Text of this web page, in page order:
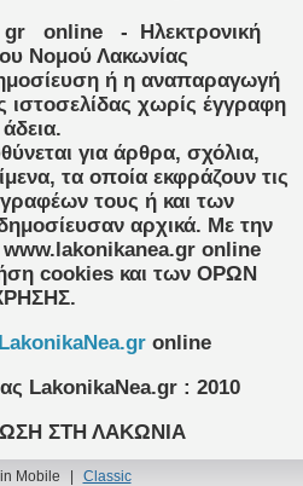
gr
online
- Ηλεκτρονική
Νομού Λακωνίας
ή η αναπαραγωγή
ιστοσελίδας χωρίς έγγραφη
άδεια.
για άρθρα, σχόλια,
τα οποία εκφράζουν τις
τους ή και των
αρχικά. Με την
online
cookies και των ΟΡΩΝ
online
LakonikaNea.gr : 2010
ΣΤΗ ΛΑΚΩΝΙΑ
Mobile Classic